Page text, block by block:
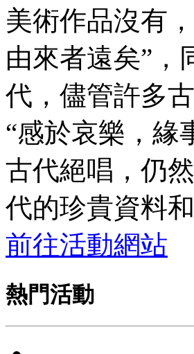
美術作品沒有
由來者遠矣”，
代，儘管許多
“感於哀樂，緣
古代絕唱，仍
代的珍貴資料
前往活動網站
熱門活動